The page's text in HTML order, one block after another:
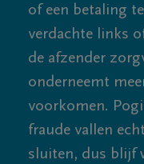
of een betaling
verdachte links
de afzender
onderneemt
voorkomen.
fraude vallen
sluiten, dus blijf